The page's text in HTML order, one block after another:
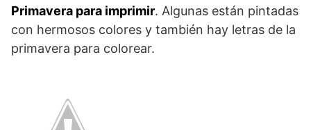
Primavera para imprimir. Algunas están pintadas
con hermosos colores y también hay letras de la
primavera para colorear.